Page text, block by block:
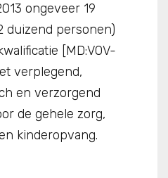
ongeveer 19
duizend personen)
[MD:VOV-
verplegend,
en verzorgend
de gehele zorg,
kinderopvang.